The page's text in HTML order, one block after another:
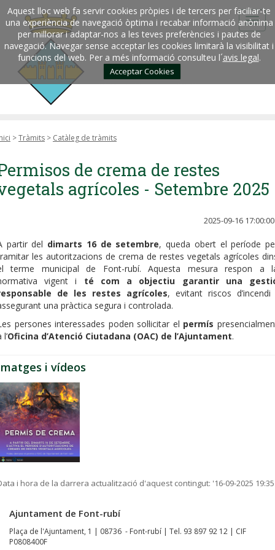
Aquest lloc web fa servir cookies pròpies i de tercers per faciliar-te
una experiència de navegació òptima i recabar informació anònima
per millorar i adaptar-nos a les teves preferències i pautes de
navegació. Navegar sense acceptar les cookies limitarà la visibilitat i
funcions del web. Per a més informació consulteu l´avis legal.
Acceptar Cookies
>Tràmits > Catàleg de tràmits
de crema de restes
agrícoles - Setembre 2025
2025-09-16 17:00:00
partir del dimarts 16 de setembre, queda obert el període
les autoritzacions de crema de restes vegetals agrícoles
terme municipal de Font-rubí. Aquesta mesura respon a
vigent i té com a objectiu garantir una
de les restes agrícoles, evitant riscos
una pràctica segura i controlada.
persones interessades poden sol·licitar el permís
l’Oficina d’Atenció Ciutadana (OAC) de l’Ajuntament.
i vídeos
i hora de la darrera actualització d'aquest contingut: '16-09-2025 19:35
Ajuntament de Font-rubí
Plaça de l'Ajuntament, 1 | 08736 - Font-rubí | Tel. 93 897 92 12 | CIF
P0808400F